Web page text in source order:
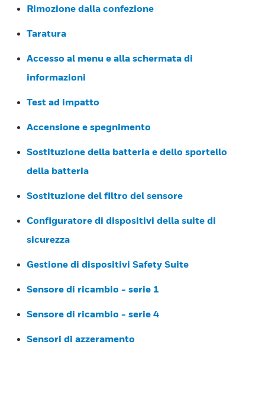
Rimozione dalla confezione
Taratura
Accesso al menu e alla schermata di
informazioni
Test ad impatto
Accensione e spegnimento
Sostituzione della batteria e dello sportello
della batteria
Sostituzione del filtro del sensore
Configuratore di dispositivi della suite di
sicurezza
Gestione di dispositivi Safety Suite
Sensore di ricambio - serie 1
Sensore di ricambio - serie 4
Sensori di azzeramento